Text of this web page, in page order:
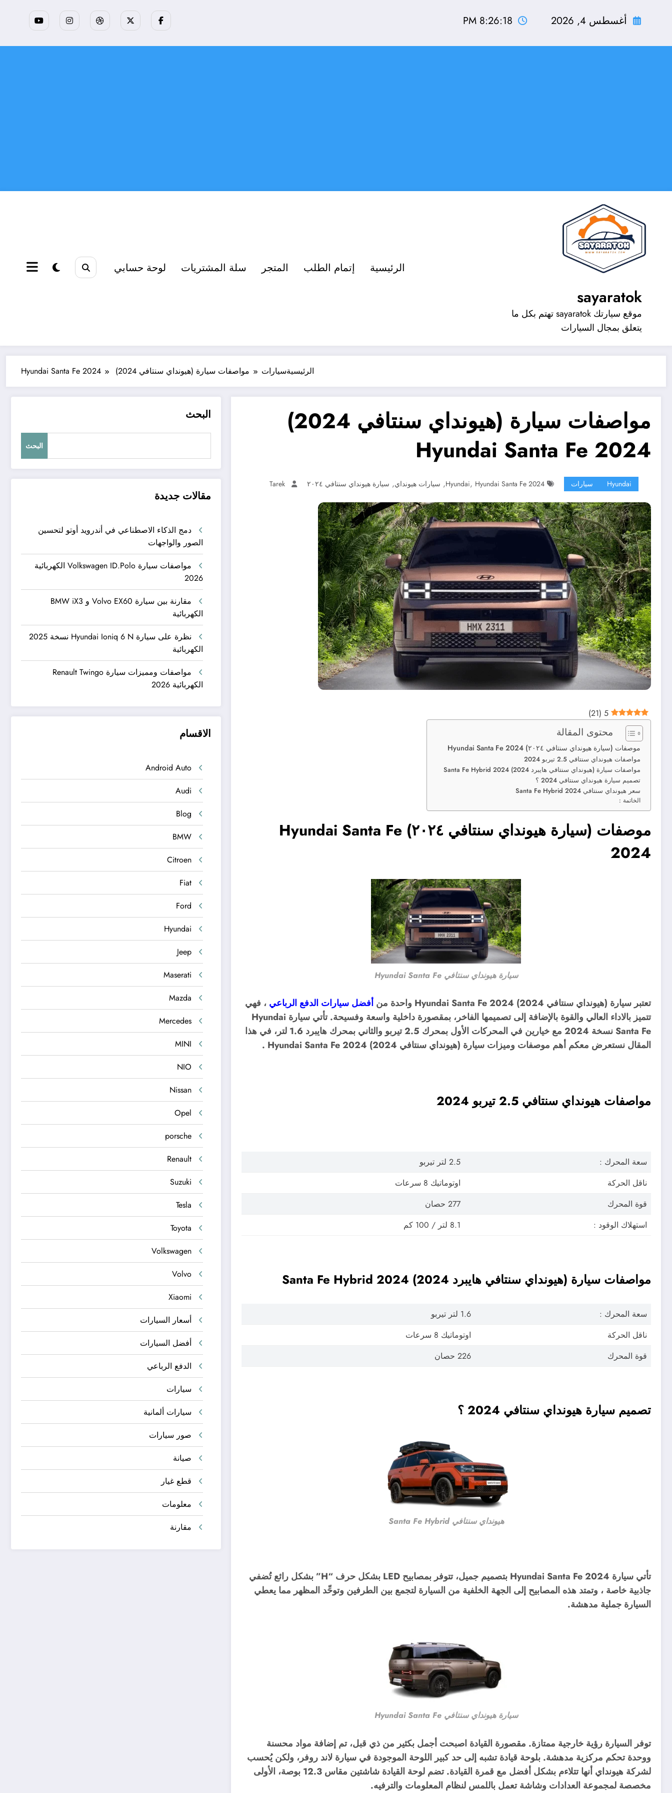
أغسطس 4, 2026 8:26:19 PM
sayaratok
موقع سيارتك sayaratok تهتم بكل ما
يتعلق بمجال السيارات
الرئيسية إتمام الطلب المتجر سلة المشتريات لوحة حسابي
الرئيسيةسيارات مواصفات سيارة (هيونداي سنتافي 2024) Hyundai Santa Fe 2024
مواصفات سيارة (هيونداي سنتافي 2024)
Hyundai Santa Fe 2024
Hyundai سيارات Hyundai, Hyundai Santa Fe 2024
, سيارات هيونداي, سيارة هيونداي سنتافي ٢٠٢٤ Tarek
5
(
21
)
محتوى المقالة
موصفات (سيارة هيونداي سنتافي ٢٠٢٤) Hyundai Santa Fe 2024
مواصفات هيونداي سنتافي 2.5 تيربو 2024
مواصفات سيارة (هيونداي سنتافي هايبرد 2024) Santa Fe Hybrid 2024
تصميم سيارة هيونداي سنتافي 2024 ؟
سعر هيونداي سنتافي Santa Fe Hybrid 2024
الخاتمة :
موصفات (سيارة هيونداي سنتافي ٢٠٢٤) Hyundai Santa Fe
2024
سيارة هيونداي سنتافي Hyundai Santa Fe
تعتبر سيارة (هيونداي سنتافي 2024) Hyundai Santa Fe 2024 واحدة من أفضل سيارات الدفع الرباعي ، فهي
تتميز بالاداء العالي والقوة بالإضافة إلى تصميمها الفاخر، بمقصورة داخلية واسعة وفسيحة. تأتي سيارة Hyundai
Santa Fe نسخة 2024 مع خيارين في المحركات الأول بمحرك 2.5 تيربو والثاني بمحرك هايبرد 1.6 لتر، في هذا
المقال نستعرض معكم أهم موصفات وميزات سيارة (هيونداي سنتافي 2024) Hyundai Santa Fe 2024 .
مواصفات هيونداي سنتافي 2.5 تيربو 2024
سعة المحرك :
2.5 لتر تيربو
ناقل الحركة
اوتوماتيك 8 سرعات
قوة المحرك
277 حصان
استهلاك الوقود :
8.1 لتر / 100 كم
مواصفات سيارة (هيونداي سنتافي هايبرد 2024) Santa Fe Hybrid 2024
سعة المحرك :
1.6 لتر تيربو
ناقل الحركة
اوتوماتيك 8 سرعات
قوة المحرك
226 حصان
تصميم سيارة هيونداي سنتافي 2024 ؟
هيونداي سنتافي Santa Fe Hybrid
تأتي سيارة Hyundai Santa Fe 2024 بتصميم جميل، تتوفر بمصابيح LED بشكل حرف “H” بشكل رائع تُضفي
جاذبية خاصة ، وتمتد هذه المصابيح إلى الجهة الخلفية من السيارة لتجمع بين الطرفين وتوحِّد المظهر مما يعطي
السيارة جملية مدهشة.
سيارة هيونداي سنتافي Hyundai Santa Fe
توفر السيارة رؤية خارجية ممتازة. مقصورة القيادة اصبحت أجمل بكثير من ذي قبل، تم إضافة مواد محسنة
ووحدة تحكم مركزية مدهشة. بلوحة قيادة تشبه إلى حد كبير اللوحة الموجودة في سيارة لاند روفر، ولكن يُحسب
لشركة هيونداي أنها تتلاءم بشكل أفضل مع قمرة القيادة. تضم لوحة القيادة شاشتين مقاس 12.3 بوصة، الأولى
مخصصة لمجموعة العدادات وشاشة تعمل باللمس لنظام المعلومات والترفيه.
البحث
البحث
مقالات جديدة
دمج الذكاء الاصطناعي في أندرويد أوتو لتحسين
الصور والواجهات
مواصفات سيارة Volkswagen ID.Polo الكهربائية
2026
مقارنة بين سيارة Volvo EX60 و BMW iX3
الكهربائية
نظرة على سيارة Hyundai Ioniq 6 N نسخة 2025
الكهربائية
مواصفات ومميزات سيارة Renault Twingo
الكهربائية 2026
الاقسام
Android Auto
Audi
Blog
BMW
Citroen
Fiat
Ford
Hyundai
Jeep
Maserati
Mazda
Mercedes
MINI
NIO
Nissan
Opel
porsche
Renault
Suzuki
Tesla
Toyota
Volkswagen
Volvo
Xiaomi
أسعار السيارات
أفضل السيارات
الدفع الرباعي
سيارات
سيارات ألمانية
صور سيارات
صيانة
قطع غيار
معلومات
مقارنة